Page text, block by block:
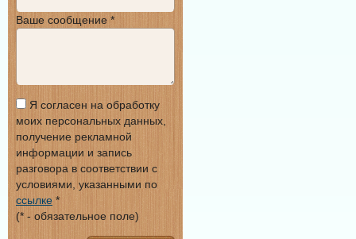
Ваше сообщение *
Я согласен на обработку
моих персональных данных,
получение рекламной
информации и запись
разговора в соответствии с
условиями, указанными по
ссылке *
(* - обязательное поле)